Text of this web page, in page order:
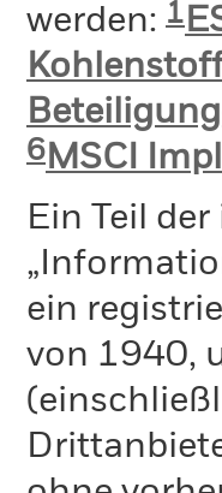
werden: 1
6MSCI
Ein Teil
ein
von 1940,